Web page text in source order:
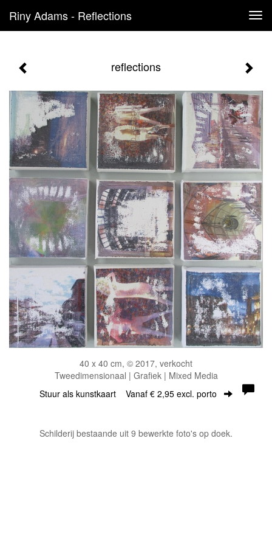
Riny Adams - Reflections
reflections
40 x 40 cm, © 2017, verkocht
Tweedimensionaal | Grafiek | Mixed Media
Stuur als kunstkaart Vanaf € 2,95 excl. porto
Schilderij bestaande uit 9 bewerkte foto's op doek.